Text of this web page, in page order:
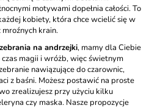
motywami dopełnia całości. To
kobiety, która chce wcielić się w
krain.
na andrzejki, mamy dla Ciebie
magii i wróżb, więc świetnym
nawiązujące do czarownic,
z baśni. Możesz postawić na proste
zrealizujesz przy użyciu kilku
czy maska. Nasze propozycje